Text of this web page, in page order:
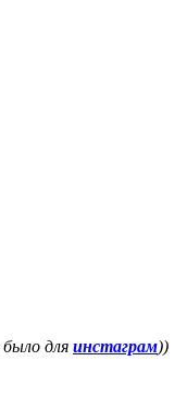
для инстаграм))